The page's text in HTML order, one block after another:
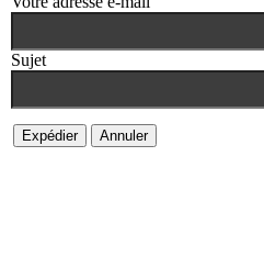
Sujet
Expédier Annuler